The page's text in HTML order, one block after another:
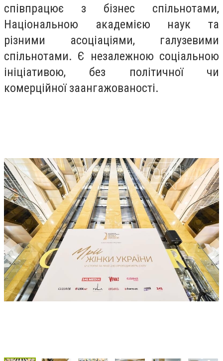
співпрацює з бізнес спільнотами,
Національною академією наук та
різними асоціаціями, галузевими
спільнотами. Є незалежною соціальною
ініціативою, без політичної чи
комерційної заангажованості.